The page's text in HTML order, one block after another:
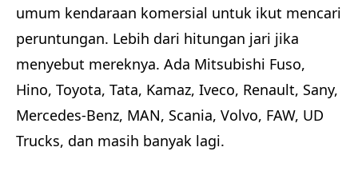
umum kendaraan komersial untuk ikut mencari
peruntungan. Lebih dari hitungan jari jika
menyebut mereknya. Ada Mitsubishi Fuso,
Hino, Toyota, Tata, Kamaz, Iveco, Renault, Sany,
Mercedes-Benz, MAN, Scania, Volvo, FAW, UD
Trucks, dan masih banyak lagi.